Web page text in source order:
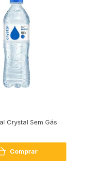
Crystal Sem Gás
Comprar